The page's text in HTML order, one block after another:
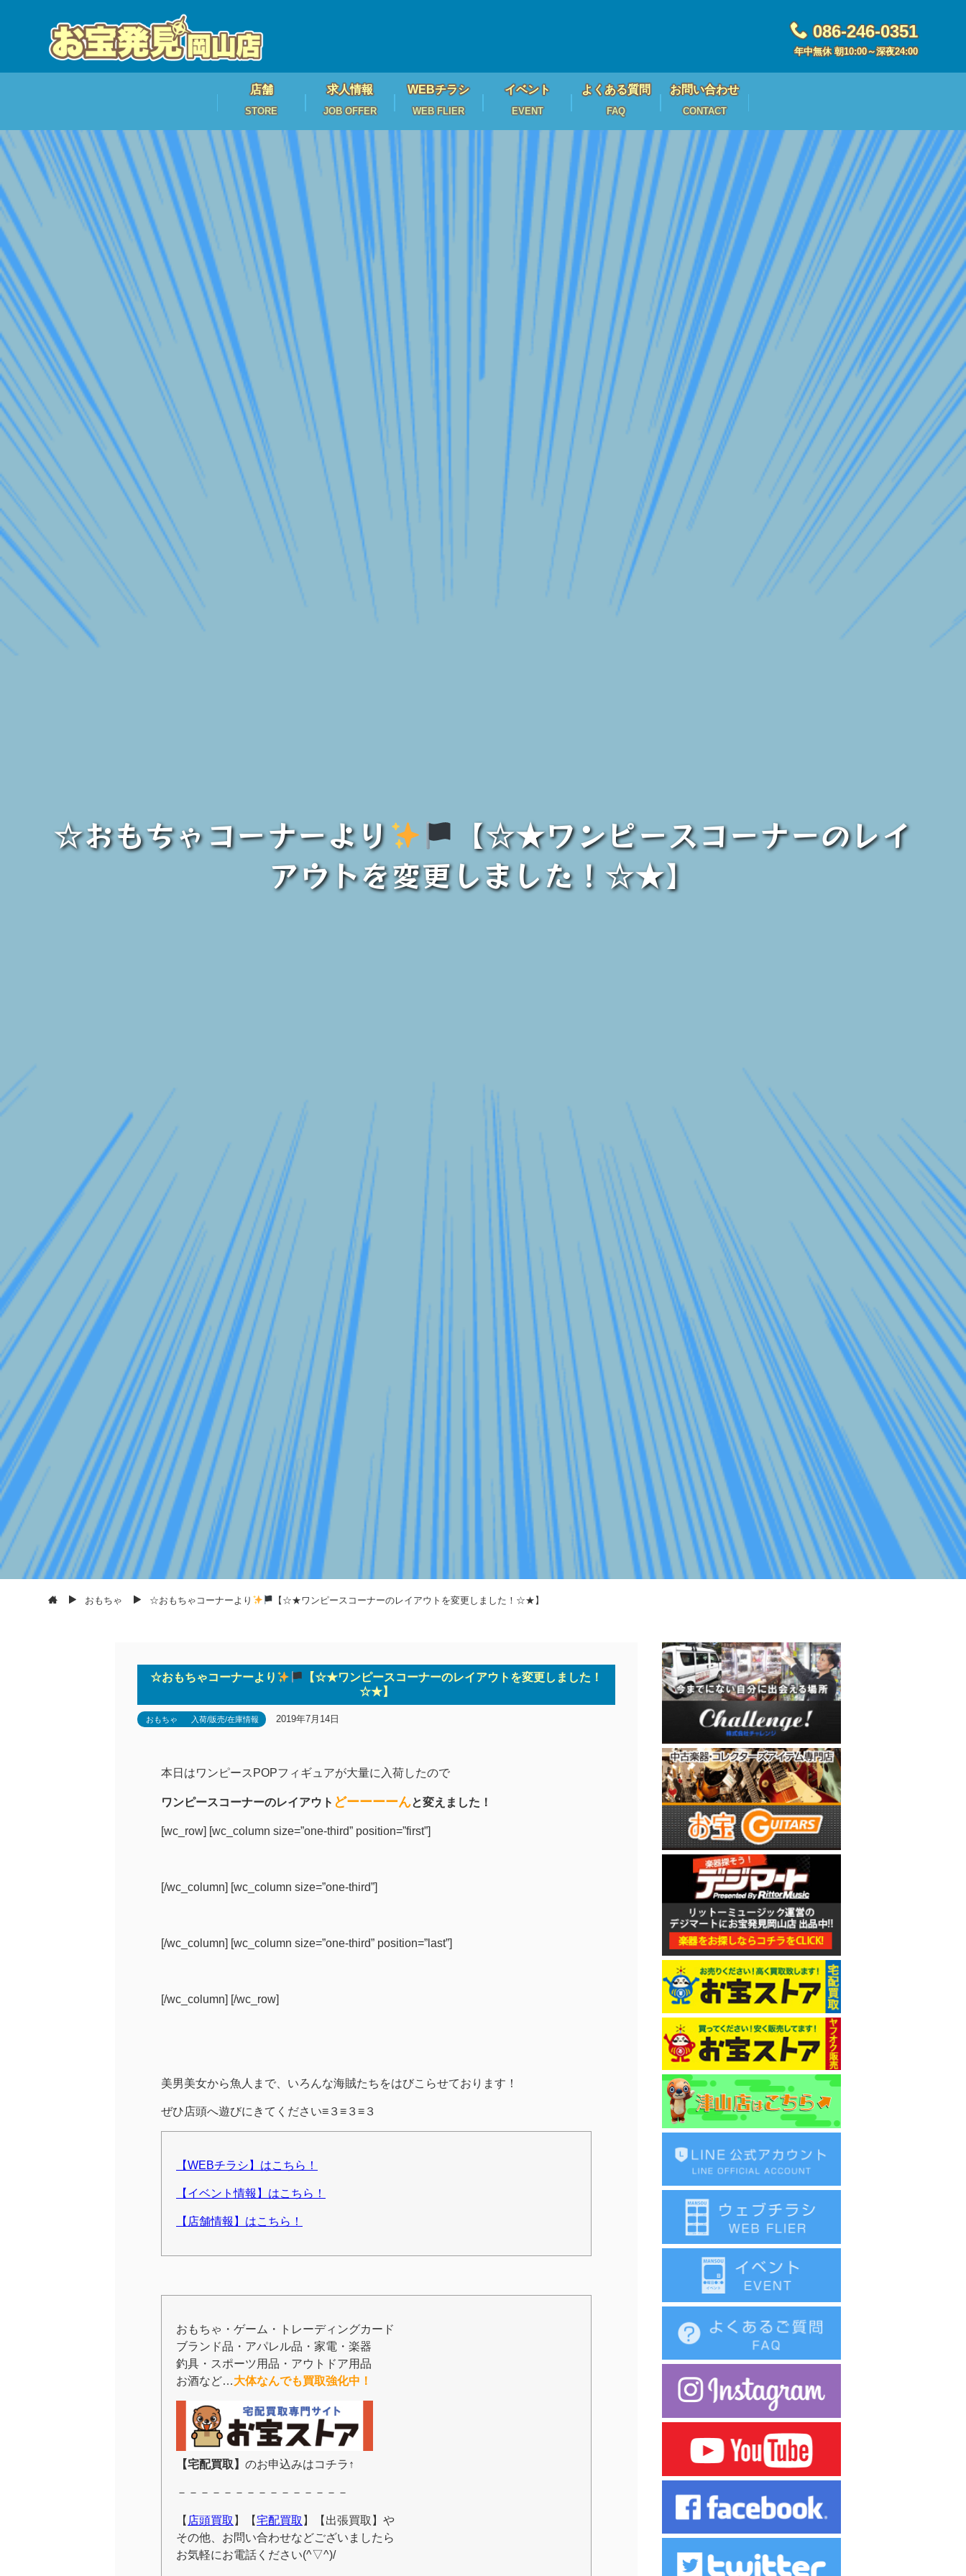
086-246-0351
年中無休 朝10:00～深夜24:00
店舗
STORE
求人情報
JOB OFFER
WEBチラシ
WEB FLIER
イベント
EVENT
よくある質問
FAQ
お問い合わせ
CONTACT
☆おもちゃコーナーより
【☆★ワンピースコーナーのレイ
アウトを変更しました！☆★】
おもちゃ ☆おもちゃコーナーより 【☆★ワンピースコーナーのレイアウトを変更しました！☆★】
☆おもちゃコーナーより
【☆★ワンピースコーナーのレイアウトを変更しました！
☆★】
おもちゃ 入荷/販売/在庫情報 2019年7月14日
本日はワンピースPOPフィギュアが大量に入荷したので
ワンピースコーナーのレイアウト どーーーーんと変えました！
[wc_row] [wc_column size=”one-third” position=”first”]
[/wc_column] [wc_column size=”one-third”]
[/wc_column] [wc_column size=”one-third” position=”last”]
[/wc_column] [/wc_row]
美男美女から魚人まで、いろんな海賊たちをはびこらせております！
ぜひ店頭へ遊びにきてください≡３≡３≡３
【WEBチラシ】はこちら！
【イベント情報】はこちら！
【店舗情報】はこちら！
おもちゃ・ゲーム・トレーディングカード
ブランド品・アパレル品・家電・楽器
釣具・スポーツ用品・アウトドア用品
お酒など…大体なんでも買取強化中！
【宅配買取】 のお申込みはコチラ↑
－－－－－－－－－－－－－－－
【 店頭買取 】【宅配買取 】【出張買取】や
その他、お問い合わせなどございましたら
お気軽にお電話ください(^▽^)/